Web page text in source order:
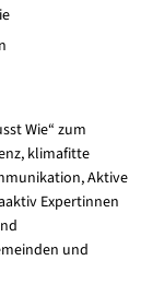
Wie“ zum
klimafitte
Aktive
Expertinnen
und